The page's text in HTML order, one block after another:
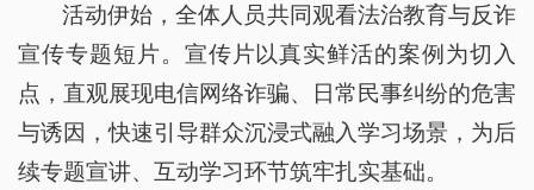
活动伊始，全体人员共同观看法治教育与反诈
宣传专题短片。宣传片以真实鲜活的案例为切入
点，直观展现电信网络诈骗、日常民事纠纷的危害
与诱因，快速引导群众沉浸式融入学习场景，为后
续专题宣讲、互动学习环节筑牢扎实基础。